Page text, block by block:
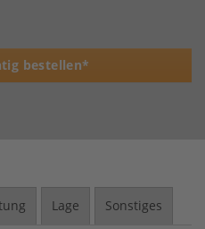
bestellen*
Lage Sonstiges